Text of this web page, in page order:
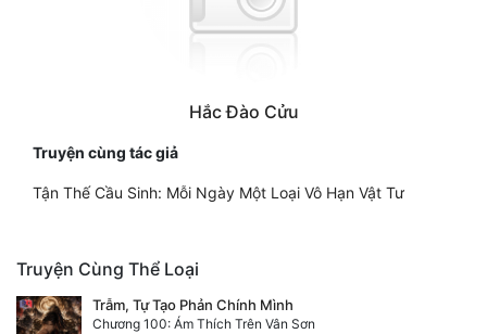
Hắc Đào Cửu
Truyện cùng tác giả
Tận Thế Cầu Sinh: Mỗi Ngày Một Loại Vô Hạn Vật Tư
Truyện Cùng Thể Loại
Trẫm, Tự Tạo Phản Chính Mình
Chương 100: Ám Thích Trên Vân Sơn